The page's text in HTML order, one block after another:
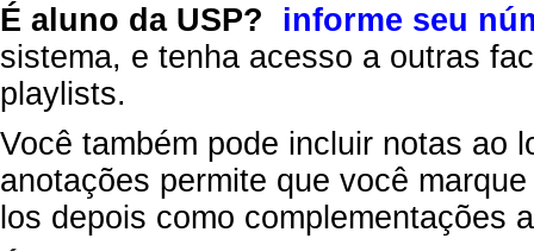
É aluno da USP?
informe seu
sistema, e tenha acesso a outras
playlists.
Você também pode incluir notas ao
anotações permite que você
los depois como complementações